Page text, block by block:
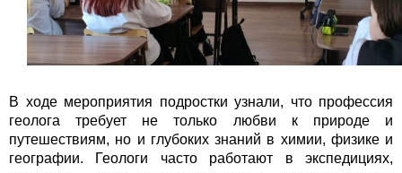
В ходе мероприятия подростки узнали, что профессия
геолога требует не только любви к природе и
путешествиям, но и глубоких знаний в химии, физике и
географии. Геологи часто работают в экспедициях,